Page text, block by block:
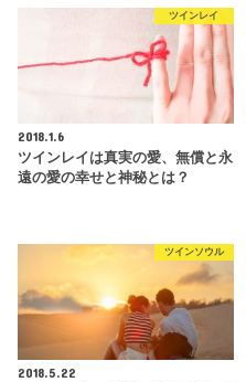
ツインレイ
2018.1.6
ツインレイは真実の愛、無償と永
遠の愛の幸せと神秘とは？
ツインソウル
2018.5.22